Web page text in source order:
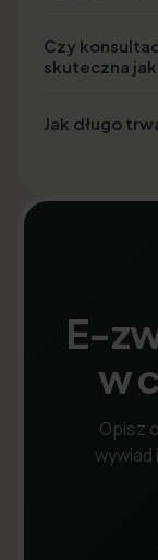
Czy
skuteczna
Jak długo
E-
w
Opisz